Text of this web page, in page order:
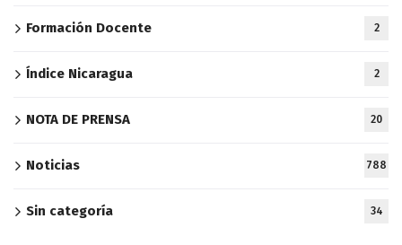
Formación Docente 2
Índice Nicaragua 2
NOTA DE PRENSA 20
Noticias 788
Sin categoría 34